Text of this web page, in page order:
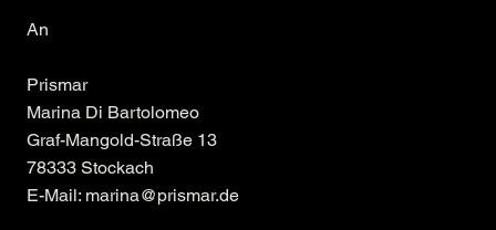
An
Prismar
Marina Di Bartolomeo
Graf-Mangold-Straße 13
78333 Stockach
E-Mail: marina@prismar.de